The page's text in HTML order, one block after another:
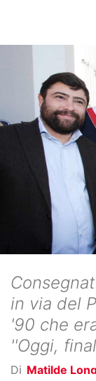
in via del
'90 che
''Oggi,
Di Matilde